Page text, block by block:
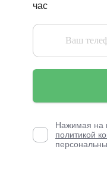
час
Нажимая на
политикой